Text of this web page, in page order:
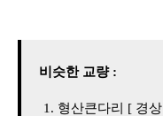
비슷한 교량 :
형산큰다리 [ 경